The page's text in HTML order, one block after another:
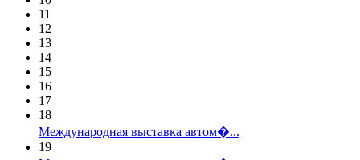
11
12
13
14
15
16
17
18
Международная выставка автом�...
19